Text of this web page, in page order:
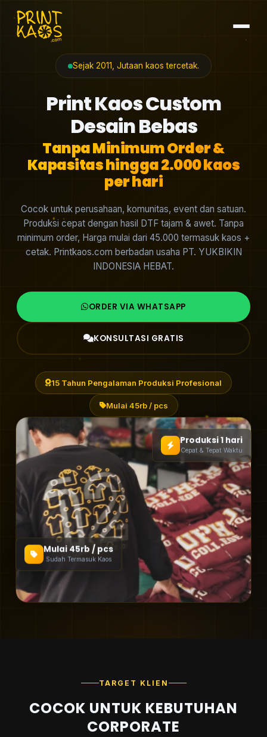
Sejak 2011, Jutaan kaos tercetak.
Print Kaos Custom
Desain Bebas
Tanpa Minimum Order &
Kapasitas hingga 2.000 kaos
per hari
Cocok untuk perusahaan, komunitas, event dan satuan.
Produksi cepat dengan hasil DTF tajam & awet. Tanpa
minimum order, Harga mulai dari 45.000 termasuk kaos +
cetak. Printkaos.com berbadan usaha PT. YUKBIKIN
INDONESIA HEBAT.
ORDER VIA WHATSAPP
KONSULTASI GRATIS
15 Tahun Pengalaman Produksi Profesional
Mulai 45rb / pcs
Produksi 1 hari
Cepat & Tepat Waktu
Mulai 45rb / pcs
Sudah Termasuk Kaos
TARGET KLIEN
COCOK UNTUK KEBUTUHAN
CORPORATE